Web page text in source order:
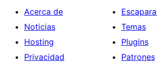
Acerca de
Noticias
Hosting
Privacidad
Temas
Plugins
Patrones